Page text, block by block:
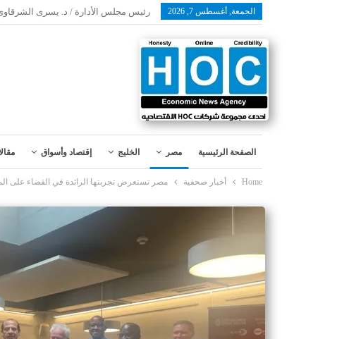
الجمعة, أغسطس 7, 2026 رئيس مجلس الأدارة / د. يسرى
الصفحة الرئيسية مصر الخليج إقتصاد وأسواق
Home أخبار صحفية مصر تستعرض تجربتها الرائدة في القضاء على